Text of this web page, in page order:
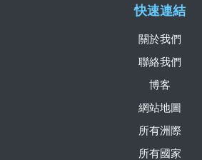
快速連結
關於我們
聯絡我們
博客
網站地圖
所有洲際
所有國家